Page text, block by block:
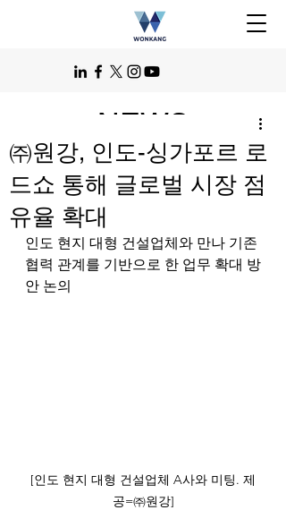
NEWS
㈜원강, 인도-싱가포르 로
드쇼 통해 글로벌 시장 점
유율 확대
인도 현지 대형 건설업체와 만나 기존
협력 관계를 기반으로 한 업무 확대 방
안 논의
[인도 현지 대형 건설업체 A사와 미팅. 제
공=㈜원강]